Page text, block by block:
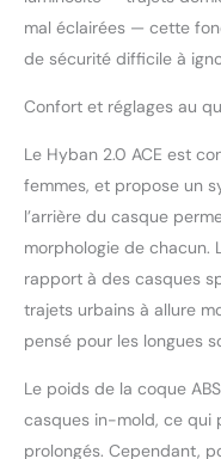
mal éclairées — cette
de sécurité difficile à
Confort et réglages au
Le Hyban 2.0 ACE est
femmes, et propose un
l’arrière du casque
morphologie de chacun.
rapport à des casques
trajets urbains à allure
pensé pour les longues
Le poids de la coque
casques in-mold, ce qui
prolongés. Cependant,